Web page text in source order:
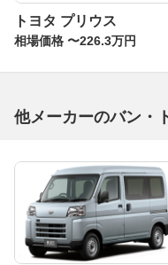
トヨタ プリウス
相場価格 〜226.3万円
他メーカーのバン・